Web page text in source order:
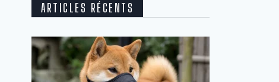
ARTICLES RÉCENTS